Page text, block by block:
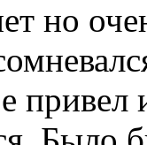
но
привел